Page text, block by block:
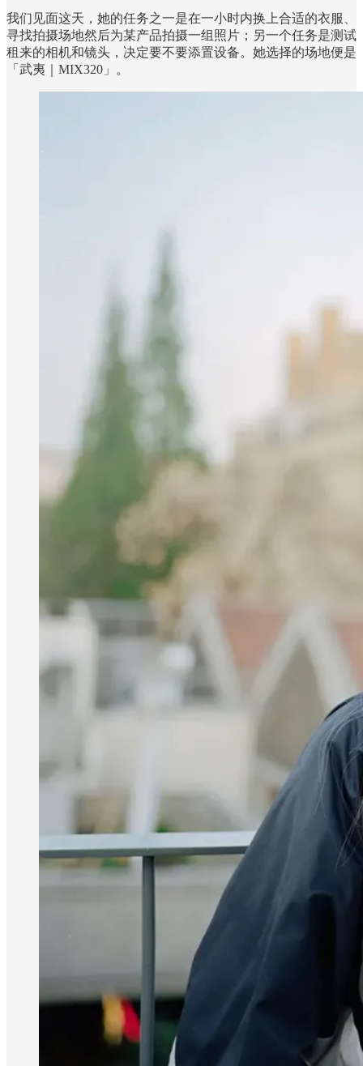
我们见面这天，她的任务之一是在一小时内换上合适的衣服、
寻找拍摄场地然后为某产品拍摄一组照片；另一个任务是测试
租来的相机和镜头，决定要不要添置设备。她选择的场地便是
「武夷｜MIX320」。